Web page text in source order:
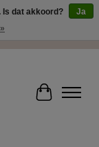
zeker aan in je
Is dat akkoord?
Ja